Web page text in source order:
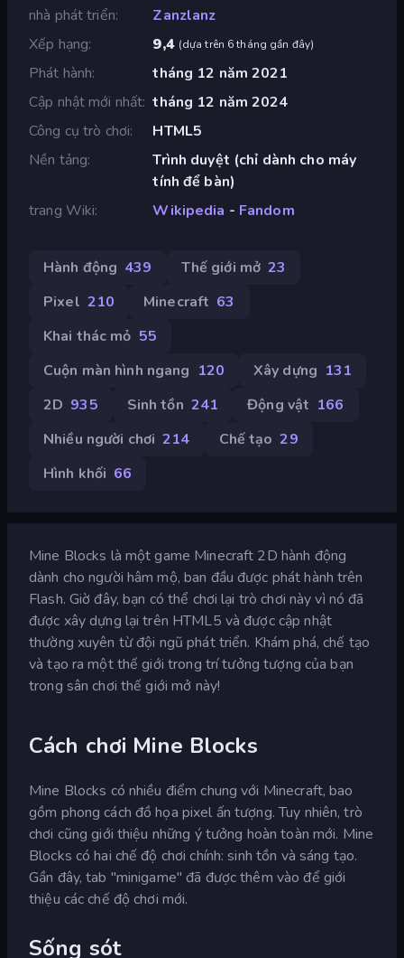
nhà phát triển
Zanzlanz
Xếp hạng
9,4 (dựa trên 6 tháng gần đây)
Phát hành
tháng 12 năm 2021
Cập nhật mới nhất tháng 12 năm 2024
Công cụ trò chơi
HTML5
Nền tảng
Trình duyệt (chỉ dành cho máy
tính để bàn)
trang Wiki
Wikipedia - Fandom
Hành động 439 Thế giới mở 23
Pixel 210 Minecraft 63
Khai thác mỏ 55
Cuộn màn hình ngang 120 Xây dựng 131
2D 935 Sinh tồn 241 Động vật 166
Nhiều người chơi 214 Chế tạo 29
Hình khối 66
Mine Blocks là một game Minecraft 2D hành động
dành cho người hâm mộ, ban đầu được phát hành trên
Flash. Giờ đây, bạn có thể chơi lại trò chơi này vì nó đã
được xây dựng lại trên HTML5 và được cập nhật
thường xuyên từ đội ngũ phát triển. Khám phá, chế tạo
và tạo ra một thế giới trong trí tưởng tượng của bạn
trong sân chơi thế giới mở này!
Cách chơi Mine Blocks
Mine Blocks có nhiều điểm chung với Minecraft, bao
gồm phong cách đồ họa pixel ấn tượng. Tuy nhiên, trò
chơi cũng giới thiệu những ý tưởng hoàn toàn mới. Mine
Blocks có hai chế độ chơi chính: sinh tồn và sáng tạo.
Gần đây, tab "minigame" đã được thêm vào để giới
thiệu các chế độ chơi mới.
Sống sót